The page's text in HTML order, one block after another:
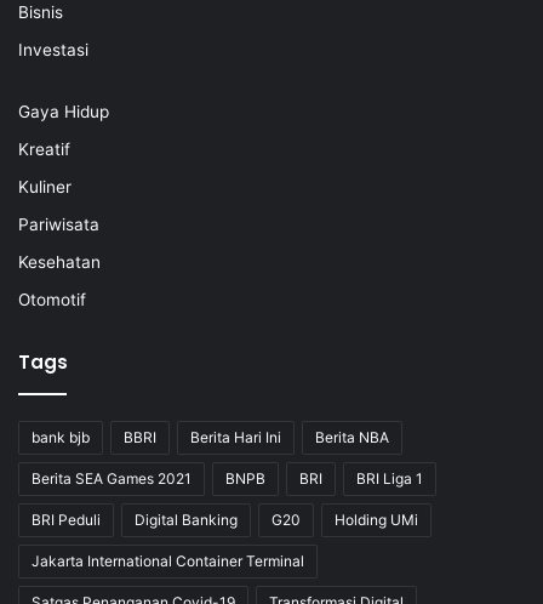
Bisnis
Investasi
Gaya Hidup
Kreatif
Kuliner
Pariwisata
Kesehatan
Otomotif
Tags
bank bjb BBRI Berita Hari Ini Berita NBA
Berita SEA Games 2021 BNPB BRI BRI Liga 1
BRI Peduli Digital Banking G20 Holding UMi
Jakarta International Container Terminal